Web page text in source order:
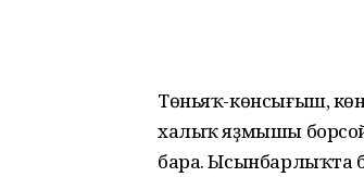
Төньяҡ-көнсығыш,
халыҡ яҙмышы
бара. Ысынбарлыҡта